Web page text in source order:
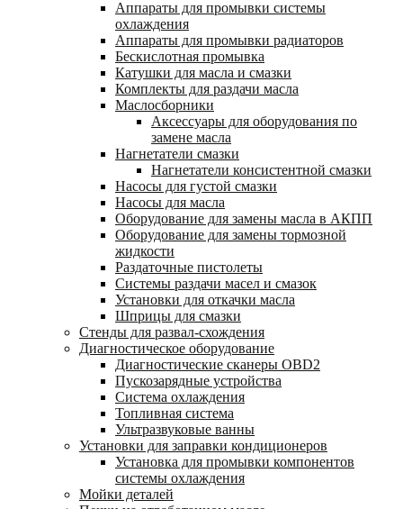
Аппараты для промывки системы
охлаждения
Аппараты для промывки радиаторов
Бескислотная промывка
Катушки для масла и смазки
Комплекты для раздачи масла
Маслосборники
Аксессуары для оборудования по
замене масла
Нагнетатели смазки
Нагнетатели консистентной смазки
Насосы для густой смазки
Насосы для масла
Оборудование для замены масла в АКПП
Оборудование для замены тормозной
жидкости
Раздаточные пистолеты
Системы раздачи масел и смазок
Установки для откачки масла
Шприцы для смазки
Стенды для развал-схождения
Диагностическое оборудование
Диагностические сканеры OBD2
Пускозарядные устройства
Система охлаждения
Топливная система
Ультразвуковые ванны
Установки для заправки кондиционеров
Установка для промывки компонентов
системы охлаждения
Мойки деталей